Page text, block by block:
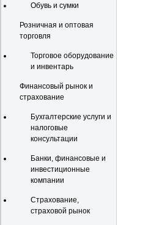
Обувь и сумки
Розничная и оптовая
торговля
Торговое оборудование
и инвентарь
Финансовый рынок и
страхование
Бухгалтерские услуги и
налоговые
консультации
Банки, финансовые и
инвестиционные
компании
Страхование,
страховой рынок